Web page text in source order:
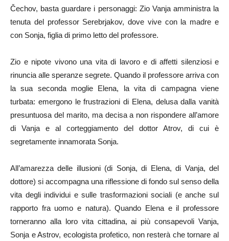
Čechov, basta guardare i personaggi: Zio Vanja amministra la
tenuta del professor Serebrjakov, dove vive con la madre e
con Sonja, figlia di primo letto del professore.
Zio e nipote vivono una vita di lavoro e di affetti silenziosi e
rinuncia alle speranze segrete. Quando il professore arriva con
la sua seconda moglie Elena, la vita di campagna viene
turbata: emergono le frustrazioni di Elena, delusa dalla vanità
presuntuosa del marito, ma decisa a non rispondere all’amore
di Vanja e al corteggiamento del dottor Atrov, di cui è
segretamente innamorata Sonja.
All’amarezza delle illusioni (di Sonja, di Elena, di Vanja, del
dottore) si accompagna una riflessione di fondo sul senso della
vita degli individui e sulle trasformazioni sociali (e anche sul
rapporto fra uomo e natura). Quando Elena e il professore
torneranno alla loro vita cittadina, ai più consapevoli Vanja,
Sonja e Astrov, ecologista profetico, non resterà che tornare al